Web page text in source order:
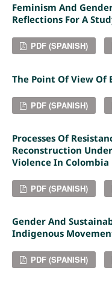
Feminism And
Reflections For A
PDF (SPANISH)
The Point Of View Of
PDF (SPANISH)
Processes Of
Reconstruction
Violence In Colombia
PDF (SPANISH)
Gender And
Indigenous
PDF (SPANISH)